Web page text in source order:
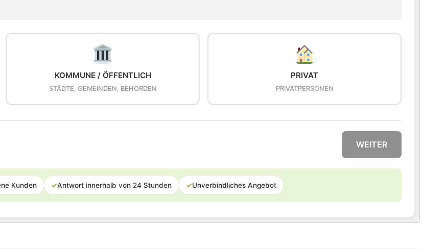
KOMMUNE / ÖFFENTLICH
STÄDTE, GEMEINDEN, BEHÖRDEN
PRIVAT
PRIVATPERSONEN
WEITER
Kunden ✓Antwort innerhalb von 24 Stunden ✓Unverbindliches Angebot